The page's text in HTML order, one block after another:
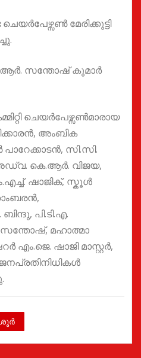
മേരിക്കുട്ടി
സന്തോഷ് കുമാർ
ചെയർപേഴ്സൺമാരായ
അംബിക
സി.സി.
കെ.ആർ. വിജയ,
ഷാജിക്, സ്കൂൾ
പി.ടി.എ.
മഹാത്മാ
ഷാജി മാസ്റ്റർ,
ജനപ്രതിനിധികൾ